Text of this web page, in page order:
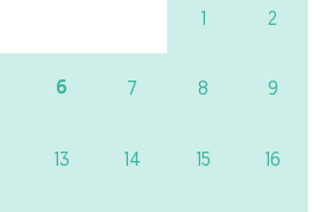
1 2
6 7 8 9
13 14 15 16